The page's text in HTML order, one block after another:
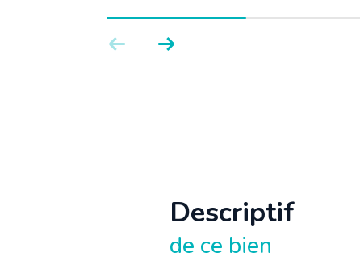
descriptif
de ce bien